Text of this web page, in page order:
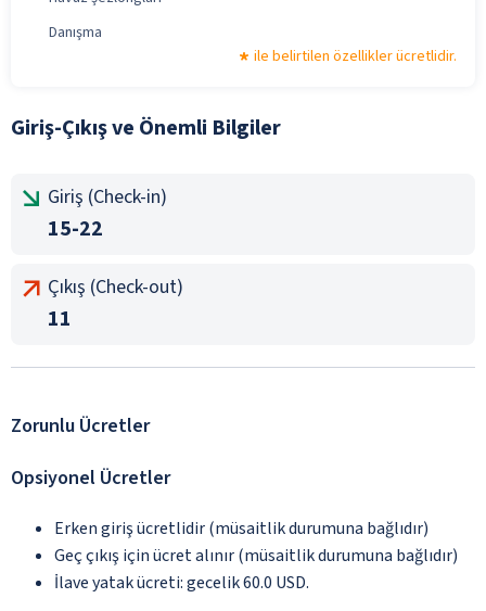
Danışma
ile belirtilen özellikler ücretlidir.
Giriş-Çıkış ve Önemli Bilgiler
Giriş (Check-in)
15-22
Çıkış (Check-out)
11
Zorunlu Ücretler
Opsiyonel Ücretler
Erken giriş ücretlidir (müsaitlik durumuna bağlıdır)
Geç çıkış için ücret alınır (müsaitlik durumuna bağlıdır)
İlave yatak ücreti: gecelik 60.0 USD.